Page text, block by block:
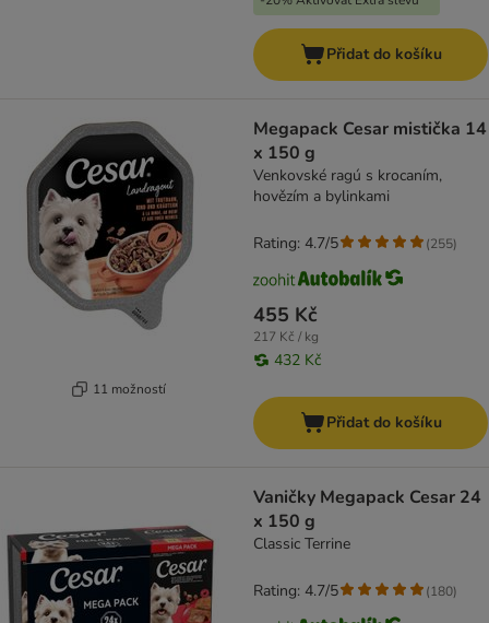
Přidat do košíku
11 možností
Megapack Cesar mistička 14
x 150 g
Venkovské ragú s krocaním,
hovězím a bylinkami
455 Kč
217 Kč / kg
432 Kč
Rating: 4.7/5 (255)
Přidat do košíku
Vaničky Megapack Cesar 24
x 150 g
Classic Terrine
Rating: 4.7/5 (180)